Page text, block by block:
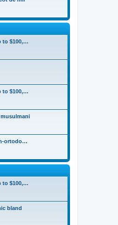
to $100,…
to $100,…
musulmani
ortodo…
to $100,…
bland